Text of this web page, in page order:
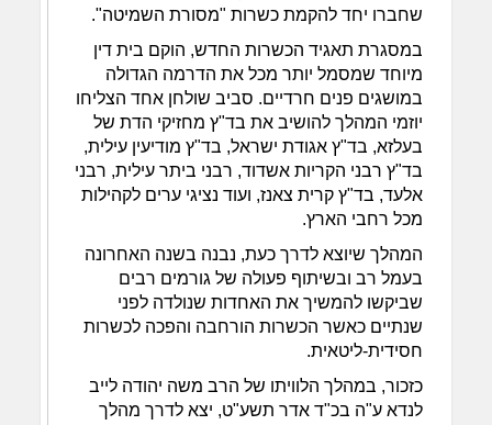
שחברו יחד להקמת כשרות "מסורת השמיטה".
במסגרת תאגיד הכשרות החדש, הוקם בית דין
מיוחד שמסמל יותר מכל את הדרמה הגדולה
במושגים פנים חרדיים. סביב שולחן אחד הצליחו
יוזמי המהלך להושיב את בד"ץ מחזיקי הדת של
בעלזא, בד"ץ אגודת ישראל, בד"ץ מודיעין עילית,
בד"ץ רבני הקריות אשדוד, רבני ביתר עילית, רבני
אלעד, בד"ץ קרית צאנז, ועוד נציגי ערים לקהילות
מכל רחבי הארץ.
המהלך שיוצא לדרך כעת, נבנה בשנה האחרונה
בעמל רב ובשיתוף פעולה של גורמים רבים
שביקשו להמשיך את האחדות שנולדה לפני
שנתיים כאשר הכשרות הורחבה והפכה לכשרות
חסידית-ליטאית.
כזכור, במהלך הלוויתו של הרב משה יהודה לייב
לנדא ע"ה בכ"ד אדר תשע"ט, יצא לדרך מהלך